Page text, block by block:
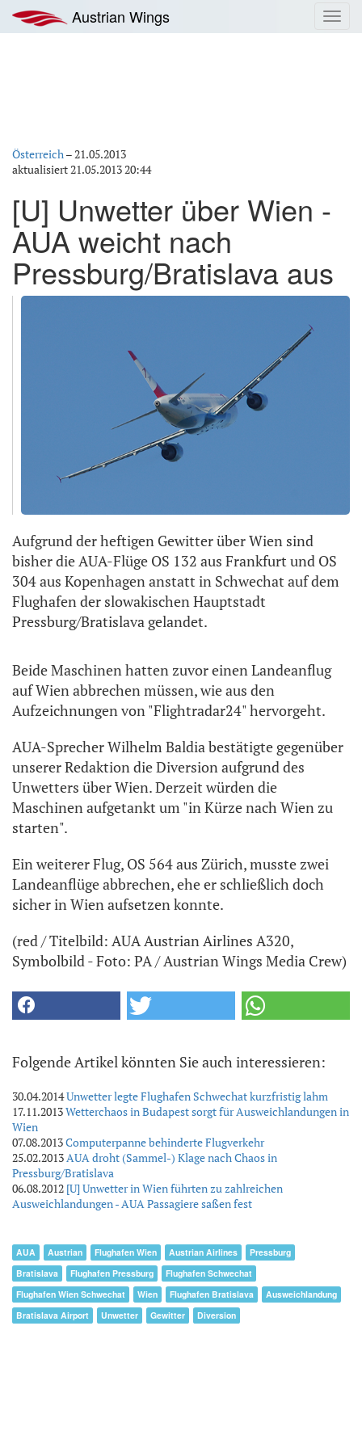
Inhalt
springen
Austrian Wings
Österreich–21.05.2013
aktualisiert21.05.2013 20:44
[U] Unwetter über Wien -
AUA weicht nach
Pressburg/Bratislava aus
Aufgrund der heftigen Gewitter über Wien sind
bisher die AUA-Flüge OS 132 aus Frankfurt und OS
304 aus Kopenhagen anstatt in Schwechat auf dem
Flughafen der slowakischen Hauptstadt
Pressburg/Bratislava gelandet.
Beide Maschinen hatten zuvor einen Landeanflug
auf Wien abbrechen müssen, wie aus den
Aufzeichnungen von "Flightradar24" hervorgeht.
AUA-Sprecher Wilhelm Baldia bestätigte gegenüber
unserer Redaktion die Diversion aufgrund des
Unwetters über Wien. Derzeit würden die
Maschinen aufgetankt um "in Kürze nach Wien zu
starten".
Ein weiterer Flug, OS 564 aus Zürich, musste zwei
Landeanflüge abbrechen, ehe er schließlich doch
sicher in Wien aufsetzen konnte.
(red / Titelbild: AUA Austrian Airlines A320,
Symbolbild - Foto: PA / Austrian Wings Media Crew)
Folgende Artikel könnten Sie auch interessieren:
30.04.2014Unwetter legte Flughafen Schwechat kurzfristig lahm
17.11.2013Wetterchaos in Budapest sorgt für Ausweichlandungen in
Wien
07.08.2013Computerpanne behinderte Flugverkehr
25.02.2013AUA droht (Sammel-) Klage nach Chaos in
Pressburg/Bratislava
06.08.2012 [U] Unwetter in Wien führten zu zahlreichen
Ausweichlandungen - AUA Passagiere saßen fest
AUA Austrian Flughafen Wien Austrian Airlines
Pressburg
Bratislava
Flughafen Pressburg
Flughafen Schwechat
Flughafen Wien Schwechat
Wien Flughafen Bratislava
Ausweichlandung
Bratislava Airport
Unwetter Gewitter Diversion